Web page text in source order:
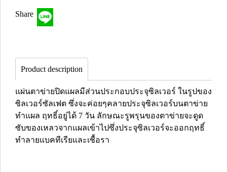
Share
Product description
แผ่นตาข่ายปิดแผลมีส่วนประกอบประจุซิลเวอร์ ในรูปของ
ซิลเวอร์ซัลเฟต ซึ่งจะค่อยๆคลายประจุซิลเวอร์บนตาข่าย
ทำแผล ฤทธิ์อยู่ได้ 7 วัน ลักษณะรูพรุนของตาข่ายจะดูด
ซับของเหลวจากแผลเข้าไปซึ่งประจุซิลเวอร์จะออกฤทธิ์
ทำลายแบคทีเรียและเชื้อรา